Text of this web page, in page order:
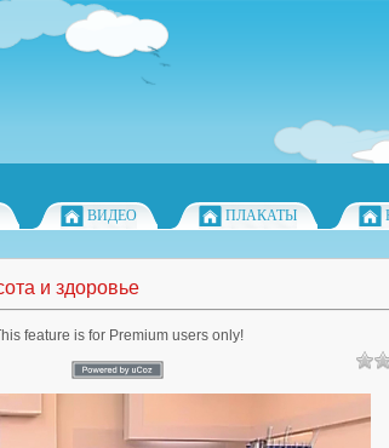
ВИДЕО ПЛАКАТЫ
и здоровье
feature is for Premium users only!